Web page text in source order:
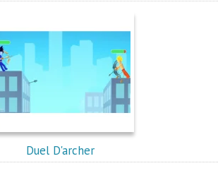
Duel D'archer